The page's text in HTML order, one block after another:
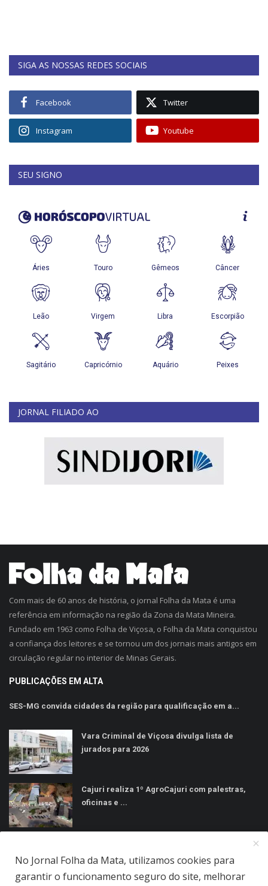
SIGA AS NOSSAS REDES SOCIAIS
Facebook Twitter
Instagram Youtube
SEU SIGNO
JORNAL FILIADO AO
Com mais de 60 anos de história, o jornal Folha da Mata é uma
referência em informação na região da Zona da Mata Mineira.
Fundado em 1963 como Folha de Viçosa, o Folha da Mata conquistou
a confiança dos leitores e se tornou um dos jornais mais antigos em
circulação regular no interior de Minas Gerais.
PUBLICAÇÕES EM ALTA
SES-MG convida cidades da região para qualificação em a...
Vara Criminal de Viçosa divulga lista de
jurados para 2026
Cajuri realiza 1º AgroCajuri com palestras,
oficinas e ...
No Jornal Folha da Mata, utilizamos cookies para
garantir o funcionamento seguro do site, melhorar